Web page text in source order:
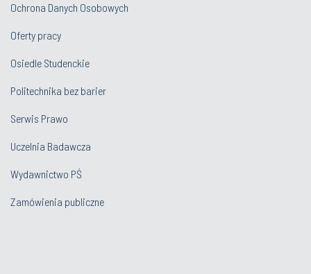
Ochrona Danych Osobowych
Oferty pracy
Osiedle Studenckie
Politechnika bez barier
Serwis Prawo
Uczelnia Badawcza
Wydawnictwo PŚ
Zamówienia publiczne